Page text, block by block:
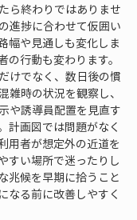
ら終わりではありませ
進捗に合わせて仮囲い
幅や見通しも変化しま
の行動も変わります。
けでなく、数日後の慣
雑時の状況を観察し、
や誘導員配置を見直す
計画図では問題がなく
用者が想定外の近道を
すい場所で迷ったりし
兆候を早期に拾うこと
なる前に改善しやすく